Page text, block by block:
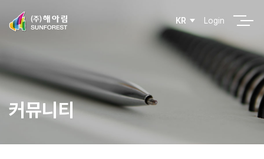
KR Login
커뮤니티